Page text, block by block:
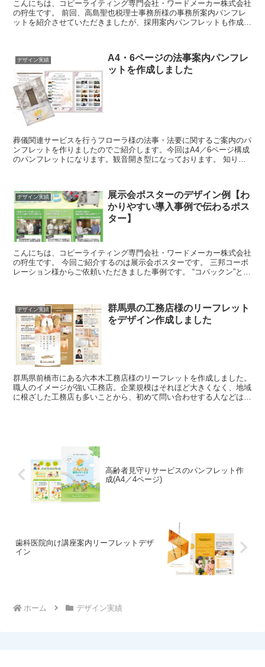
こんにちは、コピーライティング専門会社・ワードメーカー株式会社
の狩生です。 前回、高島聖也税理士事務所様の事務所案内パンフレ
ットを紹介させていただきましたが、採用案内パンフレットも作成さ
デザイン実績
A4・6ページの法事案内パンフレ
ットを作成しました
葬儀関連サービスを行うフローラ様の法事・法要に関するご案内のパ
ンフレットを作りましたのでご紹介します。今回はA4／6ページ構成
のパンフレットになります。観音開き型になっております。 知りた
デザイン実績
展示会ポスターのデザイン例【わ
かりやすい導入事例で伝わるポス
ター】
こんにちは、コピーライティング専門会社・ワードメーカー株式会社
の狩生です。 今回ご紹介するのは展示会ポスターです。 三邦コーポ
レーション様からご依頼いただきました事例です。 “コパックン”とい
デザイン実績
群馬県の工務店様のリーフレット
をデザイン作成しました
群馬県前橋市にある六本木工務店様のリーフレットを作成しました。
職人のイメージが強い工務店。企業規模はそれほど大きくなく、地域
に根ざした工務店も多いことから、初めて問い合わせする人などは連
高齢者見守りサービスのパンフレット作
成(A4／4ページ)
歯科医院向け講座案内リーフレットデザ
イン
ホーム デザイン実績